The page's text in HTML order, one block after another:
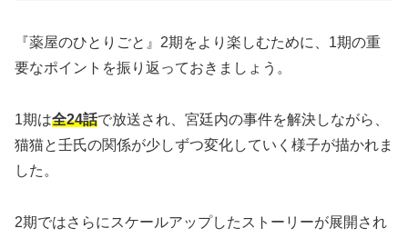
『薬屋のひとりごと』2期をより楽しむために、1期の重
要なポイントを振り返っておきましょう。
1期は全24話で放送され、宮廷内の事件を解決しながら、
猫猫と壬氏の関係が少しずつ変化していく様子が描かれま
した。
2期ではさらにスケールアップしたストーリーが展開され